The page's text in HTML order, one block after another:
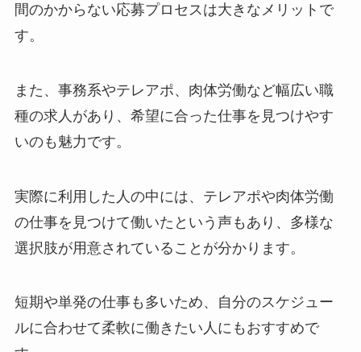
間のかからない応募プロセスは大きなメリットで
す。
また、事務系やテレアポ、肉体労働など幅広い職
種の求人があり、希望に合った仕事を見つけやす
いのも魅力です。
実際に利用した人の中には、テレアポや肉体労働
の仕事を見つけて働いたという声もあり、多様な
選択肢が用意されていることが分かります。
短期や単発の仕事も多いため、自分のスケジュー
ルに合わせて柔軟に働きたい人にもおすすめで